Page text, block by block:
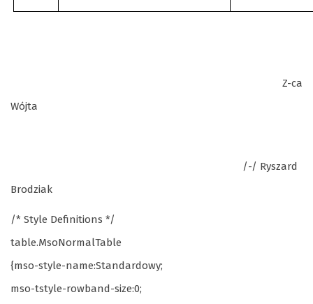
Z-ca
Wójta
/-/ Ryszard
Brodziak
/* Style Definitions */
table.MsoNormalTable
{mso-style-name:Standardowy;
mso-tstyle-rowband-size:0;